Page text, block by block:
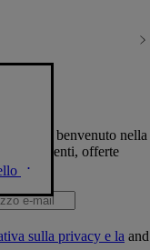
darti il benvenuto nella
eventi, offerte
sulla privacy e la and